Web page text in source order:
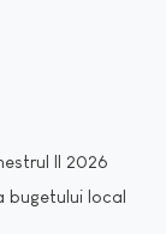
II 2026
bugetului local